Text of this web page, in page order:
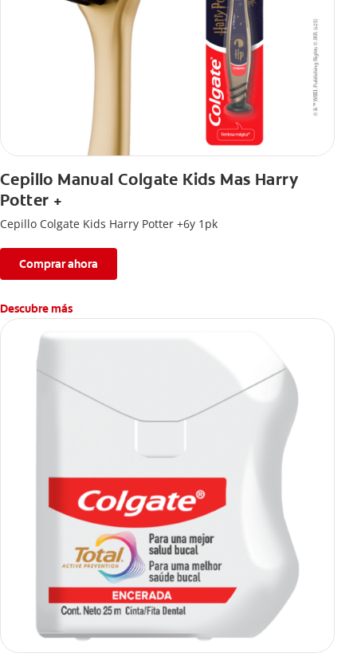
Cepillo Manual Colgate Kids Mas Harry
Potter +
Cepillo Colgate Kids Harry Potter +6y 1pk
Comprar ahora
Descubre más